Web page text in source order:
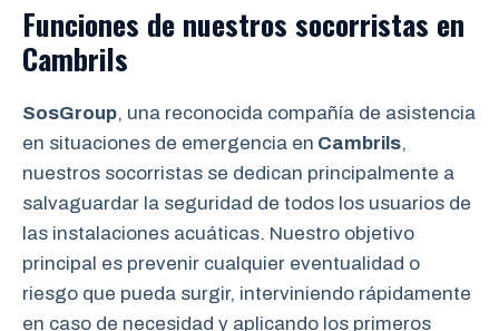
Funciones de nuestros socorristas en
Cambrils
SosGroup, una reconocida compañía de asistencia
en situaciones de emergencia en Cambrils,
nuestros socorristas se dedican principalmente a
salvaguardar la seguridad de todos los usuarios de
las instalaciones acuáticas. Nuestro objetivo
principal es prevenir cualquier eventualidad o
riesgo que pueda surgir, interviniendo rápidamente
en caso de necesidad y aplicando los primeros